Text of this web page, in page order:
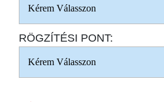
RÖGZÍTÉSI PONT: